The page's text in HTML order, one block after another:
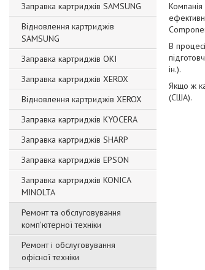
Заправка картриджів SAMSUNG
Відновлення картриджів
SAMSUNG
Заправка картриджів OKI
Заправка картриджів XEROX
Відновлення картриджів XEROX
Заправка картриджів KYOCERA
Заправка картриджів SHARP
Заправка картриджів EPSON
Заправка картриджів KONIСA
MINOLTA
Ремонт та обслуговування
комп'ютерної техніки
Ремонт і обслуговування
офісної техніки
В
ін.).
Якщо ж
(США).